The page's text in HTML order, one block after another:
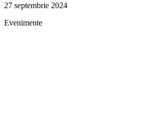
27 septembrie 2024
Evenimente